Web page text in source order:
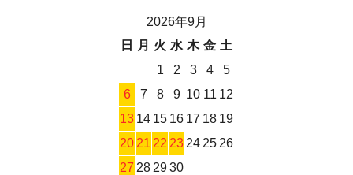
2026年9月
日
月 火 水 木 金 土
1
2 3 4
5
6
7 8 9 10 11 12
13 14 15 16 17 18 19
20 21 22 23 24 25 26
27 28 2930